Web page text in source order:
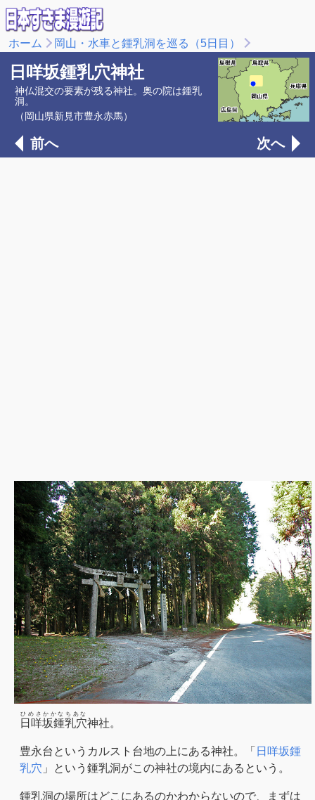
ホーム 岡山・水車と鍾乳洞を巡る（5日目）
日咩坂鍾乳穴神社
神仏混交の要素が残る神社。奥の院は鍾乳
洞。
（岡山県新見市豊永赤馬）
前へ 次へ
日咩坂鍾乳穴
ひめさかかなちあな
神社。
豊永台というカルスト台地の上にある神社。「 日咩坂鍾
乳穴 」という鍾乳洞がこの神社の境内にあるという。
鍾乳洞の場所はどこにあるのかわからないので、まずは